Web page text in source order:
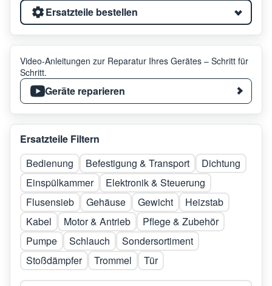
Ersatzteile bestellen
Video-Anleitungen zur Reparatur Ihres Gerätes – Schritt für
Schritt.
Geräte reparieren
Ersatzteile Filtern
Bedienung
Befestigung & Transport
Dichtung
Einspülkammer
Elektronik & Steuerung
Flusensieb
Gehäuse Gewicht
Heizstab
Kabel
Motor & Antrieb
Pflege & Zubehör
Pumpe
Schlauch
Sondersortiment
Stoßdämpfer
Trommel Tür